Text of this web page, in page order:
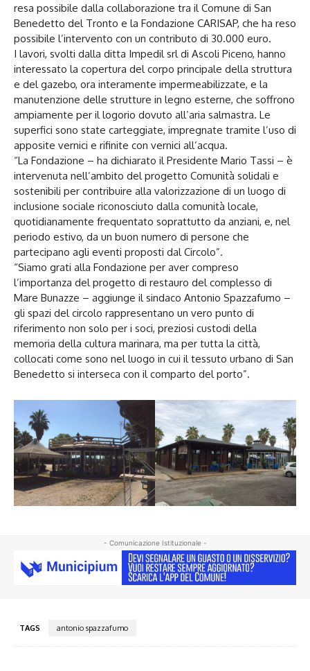
resa possibile dalla collaborazione tra il Comune di San
Benedetto del Tronto e la Fondazione CARISAP, che ha reso
possibile l’intervento con un contributo di 30.000 euro.
I lavori, svolti dalla ditta Impedil srl di Ascoli Piceno, hanno
interessato la copertura del corpo principale della struttura
e del gazebo, ora interamente impermeabilizzate, e la
manutenzione delle strutture in legno esterne, che soffrono
ampiamente per il logorio dovuto all’aria salmastra. Le
superfici sono state carteggiate, impregnate tramite l’uso di
apposite vernici e rifinite con vernici all’acqua.
“La Fondazione – ha dichiarato il Presidente Mario Tassi – è
intervenuta nell’ambito del progetto Comunità solidali e
sostenibili per contribuire alla valorizzazione di un luogo di
inclusione sociale riconosciuto dalla comunità locale,
quotidianamente frequentato soprattutto da anziani, e, nel
periodo estivo, da un buon numero di persone che
partecipano agli eventi proposti dal Circolo”.
“Siamo grati alla Fondazione per aver compreso
l’importanza del progetto di restauro del complesso di
Mare Bunazze – aggiunge il sindaco Antonio Spazzafumo –
gli spazi del circolo rappresentano un vero punto di
riferimento non solo per i soci, preziosi custodi della
memoria della cultura marinara, ma per tutta la città,
collocati come sono nel luogo in cui il tessuto urbano di San
Benedetto si interseca con il comparto del porto”.
- Comunicazione Istituzionale -
TAGS antonio spazzafumo